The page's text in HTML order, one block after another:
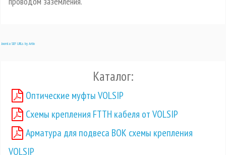
Joomla SEF URLs by Artio
Каталог:
Оптические муфты VOLSIP
Схемы крепления FTTH кабеля от VOLSIP
Арматура для подвеса ВОК схемы крепления
VOLSIP